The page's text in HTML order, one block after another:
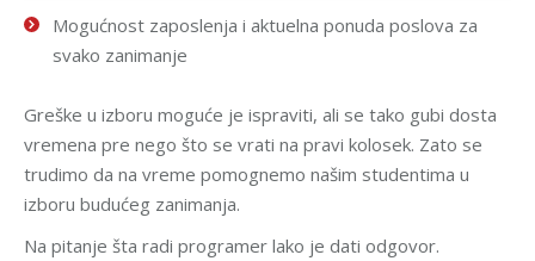
Mogućnost zaposlenja i aktuelna ponuda poslova za
svako zanimanje
Greške u izboru moguće je ispraviti, ali se tako gubi dosta
vremena pre nego što se vrati na pravi kolosek. Zato se
trudimo da na vreme pomognemo našim studentima u
izboru budućeg zanimanja.
Na pitanje šta radi programer lako je dati odgovor.